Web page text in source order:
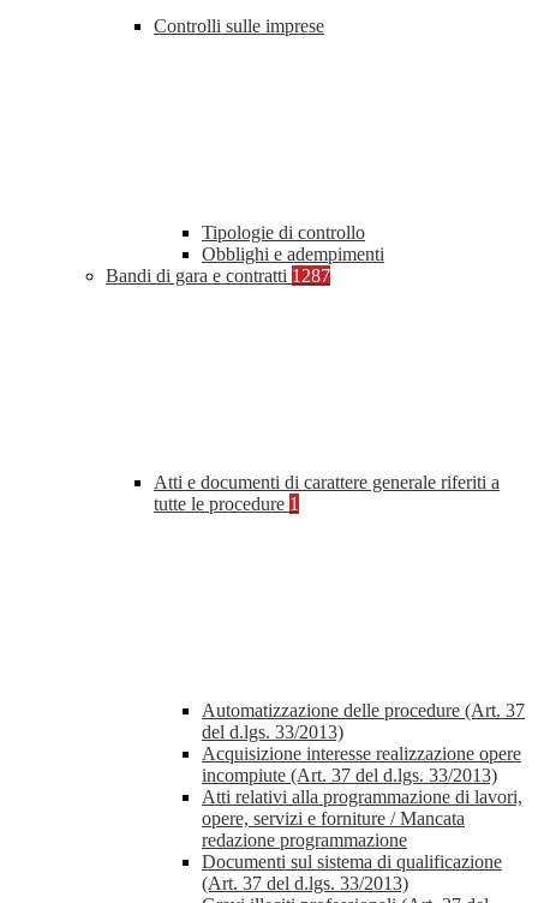
Controlli sulle imprese
Tipologie di controllo
Obblighi e adempimenti
Bandi di gara e contratti 1287
Atti e documenti di carattere generale riferiti a
tutte le procedure 1
Automatizzazione delle procedure (Art. 37
del d.lgs. 33/2013)
Acquisizione interesse realizzazione opere
incompiute (Art. 37 del d.lgs. 33/2013)
Atti relativi alla programmazione di lavori,
opere, servizi e forniture / Mancata
redazione programmazione
Documenti sul sistema di qualificazione
(Art. 37 del d.lgs. 33/2013)